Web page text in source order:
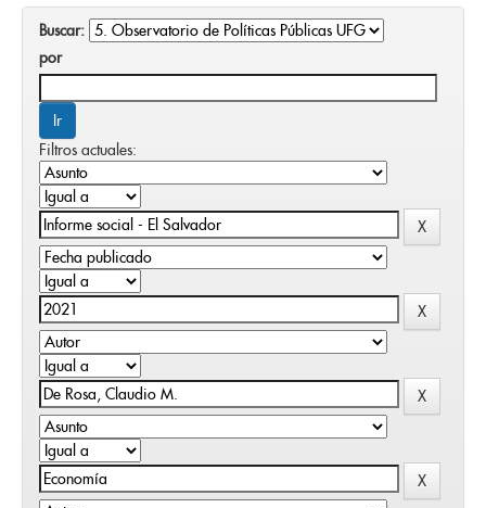
Buscar:
por
Filtros actuales: